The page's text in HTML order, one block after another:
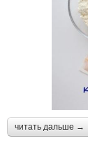
читать дальше →